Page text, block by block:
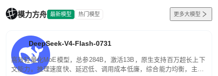
模力方舟 最新模型 热门模型 更多大模型
DeepSeek-V4-Flash-0731
高效轻量化MoE模型，总参284B，激活13B，原生支持百万超长上下
文能力。推理速度快、延迟低、调用成本低廉，综合能力均衡，主打